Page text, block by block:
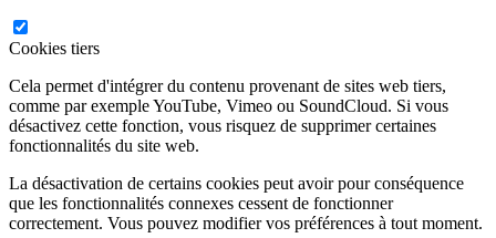
Cookies tiers
Cela permet d'intégrer du contenu provenant de sites web tiers,
comme par exemple YouTube, Vimeo ou SoundCloud. Si vous
désactivez cette fonction, vous risquez de supprimer certaines
fonctionnalités du site web.
La désactivation de certains cookies peut avoir pour conséquence
que les fonctionnalités connexes cessent de fonctionner
correctement. Vous pouvez modifier vos préférences à tout moment.